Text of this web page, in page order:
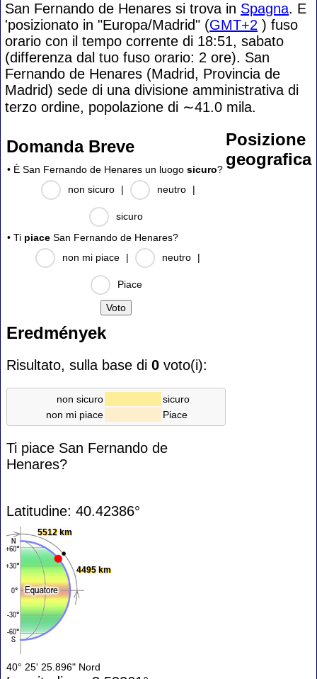
San Fernando de Henares si trova in Spagna. E
'posizionato in "Europa/Madrid" (GMT+2 ) fuso
orario con il tempo corrente di 18:51, sabato
(differenza dal tuo fuso orario: 2 ore). San
Fernando de Henares (Madrid, Provincia de
Madrid) sede di una divisione amministrativa di
terzo ordine, popolazione di ∼41.0 mila.
Domanda Breve
• È San Fernando de Henares un luogo sicuro?
non sicuro
| neutro |
sicuro
• Ti piace San Fernando de Henares?
non mi piace
| neutro |
Piace
Eredmények
Risultato, sulla base di 0 voto(i):
non sicuro
sicuro
non mi piace
Piace
Ti piace San Fernando de
Henares?
Posizione
geografica
Latitudine: 40.42386°
5512 km
4495 km
40° 25' 25.896" Nord